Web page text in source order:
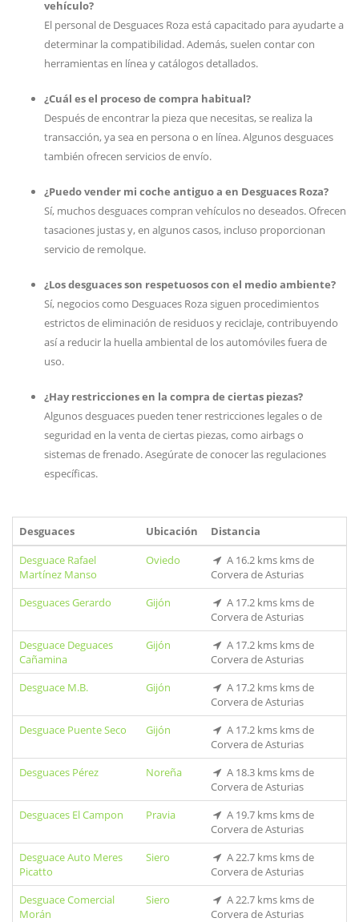
vehículo?
El personal de Desguaces Roza está capacitado para ayudarte a
determinar la compatibilidad. Además, suelen contar con
herramientas en línea y catálogos detallados.
¿Cuál es el proceso de compra habitual?
Después de encontrar la pieza que necesitas, se realiza la
transacción, ya sea en persona o en línea. Algunos desguaces
también ofrecen servicios de envío.
¿Puedo vender mi coche antiguo a en Desguaces Roza?
Sí, muchos desguaces compran vehículos no deseados. Ofrecen
tasaciones justas y, en algunos casos, incluso proporcionan
servicio de remolque.
¿Los desguaces son respetuosos con el medio ambiente?
Sí, negocios como Desguaces Roza siguen procedimientos
estrictos de eliminación de residuos y reciclaje, contribuyendo
así a reducir la huella ambiental de los automóviles fuera de
uso.
¿Hay restricciones en la compra de ciertas piezas?
Algunos desguaces pueden tener restricciones legales o de
seguridad en la venta de ciertas piezas, como airbags o
sistemas de frenado. Asegúrate de conocer las regulaciones
específicas.
Desguaces Ubicación
Distancia
Desguace Rafael
Martínez Manso
Oviedo
A 16.2 kms kms de
Corvera de Asturias
Desguaces Gerardo
Gijón
A 17.2 kms kms de
Corvera de Asturias
Desguace Deguaces
Cañamina
Gijón
A 17.2 kms kms de
Corvera de Asturias
Desguace M.B.
Gijón
A 17.2 kms kms de
Corvera de Asturias
Desguace Puente Seco
Gijón
A 17.2 kms kms de
Corvera de Asturias
Desguaces Pérez
Noreña
A 18.3 kms kms de
Corvera de Asturias
Desguaces El Campon
Pravia
A 19.7 kms kms de
Corvera de Asturias
Desguace Auto Meres
Picatto
Siero
A 22.7 kms kms de
Corvera de Asturias
Desguace Comercial
Morán
Siero
A 22.7 kms kms de
Corvera de Asturias